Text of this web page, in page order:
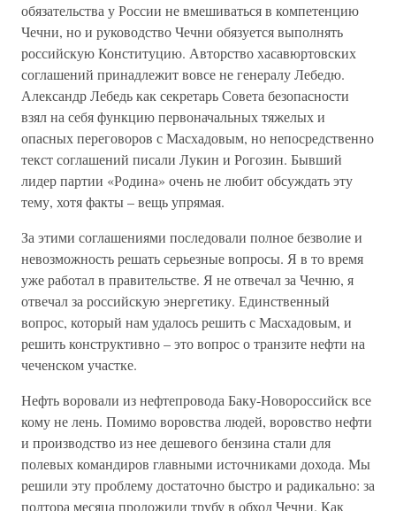
обязательства у России не вмешиваться в компетенцию
Чечни, но и руководство Чечни обязуется выполнять
российскую Конституцию. Авторство хасавюртовских
соглашений принадлежит вовсе не генералу Лебедю.
Александр Лебедь как секретарь Совета безопасности
взял на себя функцию первоначальных тяжелых и
опасных переговоров с Масхадовым, но непосредственно
текст соглашений писали Лукин и Рогозин. Бывший
лидер партии «Родина» очень не любит обсуждать эту
тему, хотя факты – вещь упрямая.
За этими соглашениями последовали полное безволие и
невозможность решать серьезные вопросы. Я в то время
уже работал в правительстве. Я не отвечал за Чечню, я
отвечал за российскую энергетику. Единственный
вопрос, который нам удалось решить с Масхадовым, и
решить конструктивно – это вопрос о транзите нефти на
чеченском участке.
Нефть воровали из нефтепровода Баку-Новороссийск все
кому не лень. Помимо воровства людей, воровство нефти
и производство из нее дешевого бензина стали для
полевых командиров главными источниками дохода. Мы
решили эту проблему достаточно быстро и радикально: за
полтора месяца проложили трубу в обход Чечни. Как